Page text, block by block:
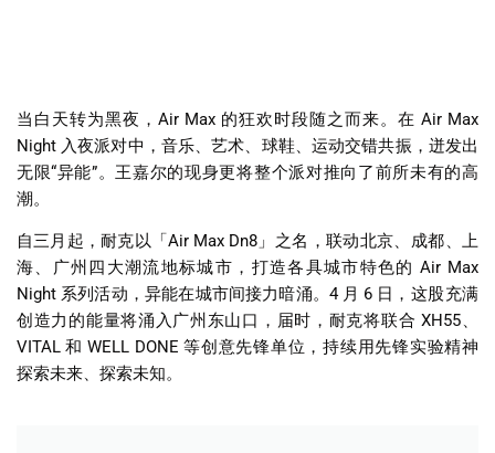
当白天转为黑夜， Air Max 的狂欢时段随之而来。在 Air Max
Night 入夜派对中，音乐、艺术、球鞋、运动交错共振，迸发出
无限“异能”。王嘉尔的现身更将整个派对推向了前所未有的高
潮。
自三月起，耐克以「 Air Max Dn8 」之名，联动北京、成都、上
海、广州四大潮流地标城市，打造各具城市特色的 Air Max
Night 系列活动，异能在城市间接力暗涌。 4 月 6 日，这股充满
创造力的能量将涌入广州东山口，届时，耐克将联合 XH55、
VITAL 和 WELL DONE 等创意先锋单位，持续用先锋实验精神
探索未来、探索未知。